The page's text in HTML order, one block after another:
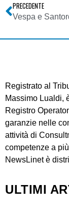
PRECEDENTE
Registrato al
Massimo Lualdi,
Registro
garanzie nelle
attività di
competenze a
NewsLinet è
ULTIMI